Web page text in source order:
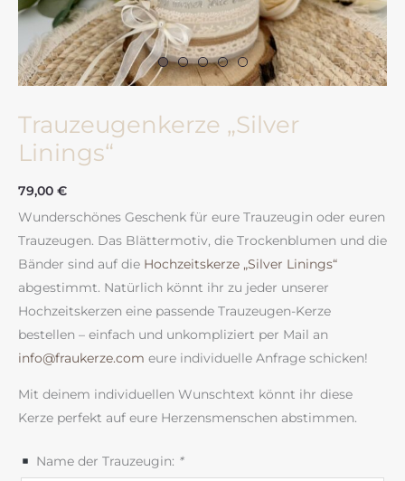
Trauzeugenkerze „Silver
Linings“
79,00 €
Wunderschönes Geschenk für eure Trauzeugin oder euren
Trauzeugen. Das Blättermotiv, die Trockenblumen und die
Bänder sind auf die Hochzeitskerze „Silver Linings“
abgestimmt. Natürlich könnt ihr zu jeder unserer
Hochzeitskerzen eine passende Trauzeugen-Kerze
bestellen – einfach und unkompliziert per Mail an
info@fraukerze.com eure individuelle Anfrage schicken!
Mit deinem individuellen Wunschtext könnt ihr diese
Kerze perfekt auf eure Herzensmenschen abstimmen.
Name der Trauzeugin: *